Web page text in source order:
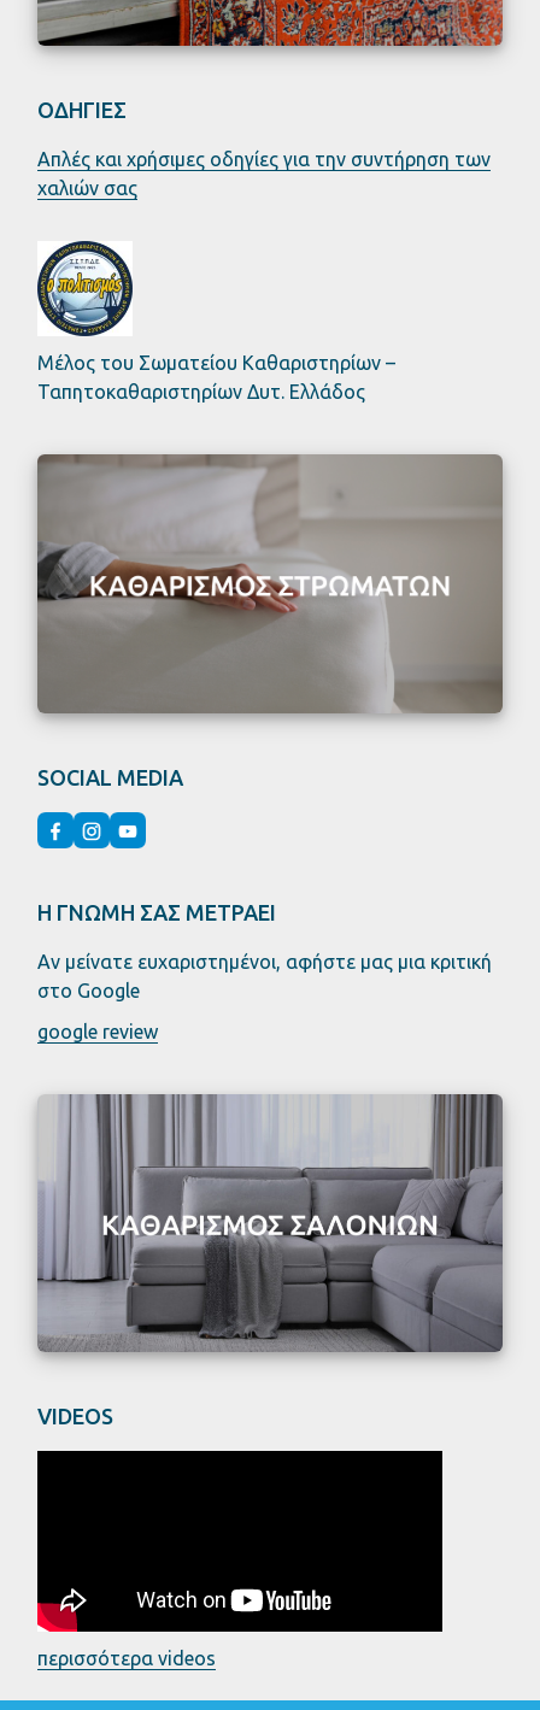
ΟΔΗΓΙΕΣ
Απλές και χρήσιμες οδηγίες για την συντήρηση των
χαλιών σας
Μέλος του Σωματείου Καθαριστηρίων –
Ταπητοκαθαριστηρίων Δυτ. Ελλάδος
SOCIAL MEDIA
Η ΓΝΩΜΗ ΣΑΣ ΜΕΤΡΑΕΙ
Αν μείνατε ευχαριστημένοι, αφήστε μας μια κριτική
στο Google
google review
VIDEOS
περισσότερα videos